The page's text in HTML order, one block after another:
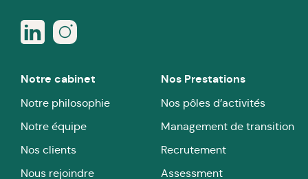
Notre cabinet
Notre philosophie
Notre équipe
Nos clients
Nous rejoindre
Nos Prestations
Nos pôles d’activités
Management de transition
Recrutement
Assessment